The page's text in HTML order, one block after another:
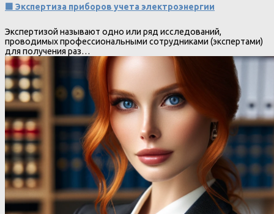
🟩 Экспертиза приборов учета электроэнергии
Экспертизой называют одно или ряд исследований,
проводимых профессиональными сотрудниками (экспертами)
для получения раз…